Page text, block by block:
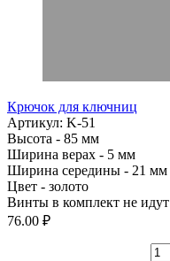
Крючок для ключниц
Артикул: K-51
Высота - 85 мм
Ширина верах - 5 мм
Ширина середины - 21 мм
Цвет - золото
Винты в комплект не идут
76.00 ₽